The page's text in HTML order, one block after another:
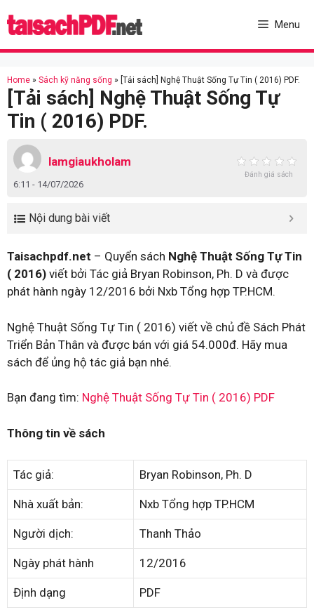
to
Menu
Home » Sách kỹ năng sống » [Tải sách] Nghệ Thuật Sống Tự Tin ( 2016) PDF.
[Tải sách] Nghệ Thuật Sống Tự
Tin ( 2016) PDF.
lamgiaukholam
6:11 - 14/07/2026
Đánh giá sách
Nội dung bài viết
Taisachpdf.net – Quyển sách Nghệ Thuật Sống Tự Tin
( 2016) viết bởi Tác giả Bryan Robinson, Ph. D và được
phát hành ngày 12/2016 bởi Nxb Tổng hợp TP.HCM.
Nghệ Thuật Sống Tự Tin ( 2016) viết về chủ đề Sách Phát
Triển Bản Thân và được bán với giá 54.000đ. Hãy mua
sách để ủng hộ tác giả bạn nhé.
Bạn đang tìm: Nghệ Thuật Sống Tự Tin ( 2016) PDF
Thông tin về sách
Tác giả: Bryan Robinson, Ph. D
Nhà xuất bản: Nxb Tổng hợp TP.HCM
Người dịch: Thanh Thảo
Ngày phát hành 12/2016
Định dạng PDF